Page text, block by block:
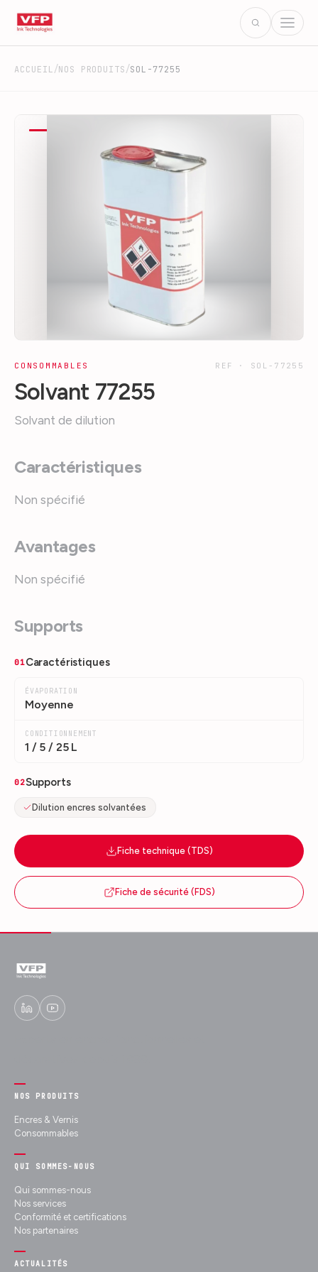
ACCUEIL/NOS PRODUITS/SOL-77255
CONSOMMABLES REF · SOL-77255
Solvant 77255
Solvant de dilution
Caractéristiques
Non spécifié
Avantages
Non spécifié
Supports
01Caractéristiques
ÉVAPORATION
Moyenne
CONDITIONNEMENT
1 / 5 / 25 L
02Supports
Dilution encres solvantées
Fiche technique (TDS)
Fiche de sécurité (FDS)
NOS PRODUITS
Encres & Vernis
Consommables
QUI SOMMES-NOUS
Qui sommes-nous
Nos services
Conformité et certifications
Nos partenaires
ACTUALITÉS